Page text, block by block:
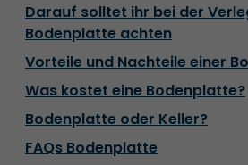
Darauf solltet ihr bei der
Bodenplatte achten
Vorteile und Nachteile einer
Was kostet eine Bodenplatte?
Bodenplatte oder Keller?
FAQs Bodenplatte